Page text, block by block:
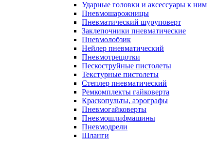
Ударные головки и аксессуары к ним
Пневмошарожницы
Пневматический шуруповерт
Заклепочники пневматические
Пневмолобзик
Нейлер пневматический
Пневмотрещотки
Пескоструйные пистолеты
Текстурные пистолеты
Степлер пневматический
Ремкомплекты гайковерта
Краскопульты, аэрографы
Пневмогайковерты
Пневмошлифмашины
Пневмодрели
Шланги